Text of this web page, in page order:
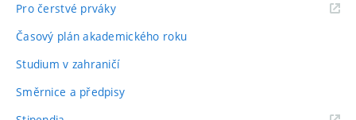
Pro čerstvé prváky
Časový plán akademického roku
Studium v zahraničí
Směrnice a předpisy